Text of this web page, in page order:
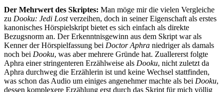
Der Mehrwert des Skriptes: Man möge mir die vielen Vergleiche
zu Dooku: Jedi Lostverzeihen, doch in seiner Eigenschaft als erstes
kanonisches Hörspielskript bietet es sich einfach als direkte
Bezugsnorm an. Der Erkenntnisgewinn aus dem Skript war als
Kenner der Hörspielfassung bei Doctor Aphra niedriger als damals
noch bei Dooku, was aber mehrere Gründe hat. Zuallererst folgte
Aphra einer stringenteren Erzählweise als Dooku, nicht zuletzt da
Aphra durchweg die Erzählerin ist und keine Wechsel stattfinden,
was schon das Audio um einiges angenehmer machte als bei Dooku,
dessen komplexere Erzählung erst durch das Skript für mich völlig